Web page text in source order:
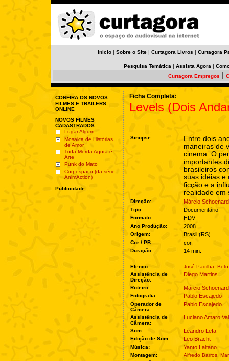
Início | Sobre o Site | Curtagora Livros | Curtagora
Pesquisa Temática | Assista Agora |
Curtagora Empregos
CONFIRA OS NOVOS
FILMES E TRAILERS
ONLINE
NOVOS FILMES
CADASTRADOS
Lugar Algum
Mosaica de Histórias
de Amor
Toda Merda Agora é
Arte
Punk do Mato
Corpespaço (da série
AnimAction)
Publicidade
Ficha Completa:
Levels (Dois
Sinopse:
Entre dois
maneiras de
cinema. O
importantes
brasileiros
suas idéias e
ficção e a
realidade em
Direção: Márcio
Tipo: Documentário
Formato: HDV
Ano Produção: 2008
Origem: Brasil (RS)
Cor / PB: cor
Duração: 14 min.
Elenco: José Padilha
Assistência de
Direção:
Diego Martins
Roteiro: Márcio
Fotografia: Pablo Escajedo
Operador de
Câmera:
Pablo Escajedo
Assistência de
Câmera:
Luciano Amaro
Som: Leandro Lefa
Edição de Som: Leo Bracht
Música: Yanto Laitano
Montagem: Alfredo Barros